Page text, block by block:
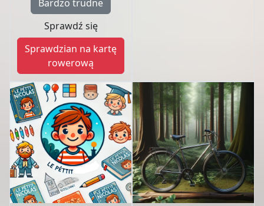
Bardzo trudne
Sprawdź się
Sprawdzian na kartę
rowerową